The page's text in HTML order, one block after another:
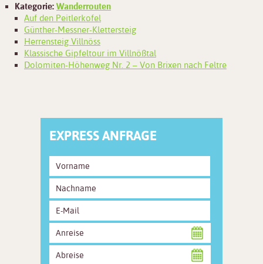
Kategorie: Wanderrouten
Auf den Peitlerkofel
Günther-Messner-Klettersteig
Herrensteig Villnöss
Klassische Gipfeltour im Villnößtal
Dolomiten-Höhenweg Nr. 2 – Von Brixen nach Feltre
EXPRESS ANFRAGE